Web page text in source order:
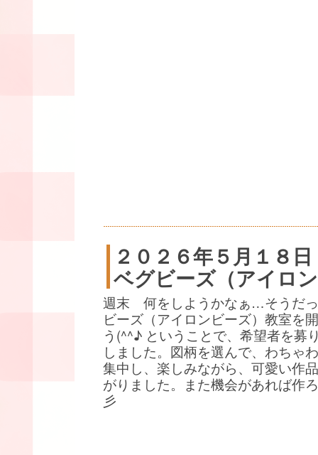
２０２６年５月１８日
ベグビーズ（アイロ
週末 何をしようかなぁ…そうだ
ビーズ（アイロンビーズ）教室を
う(^^♪ ということで、希望者を募
しました。図柄を選んで、わちゃ
集中し、楽しみながら、可愛い作
がりました。また機会があれば作
彡